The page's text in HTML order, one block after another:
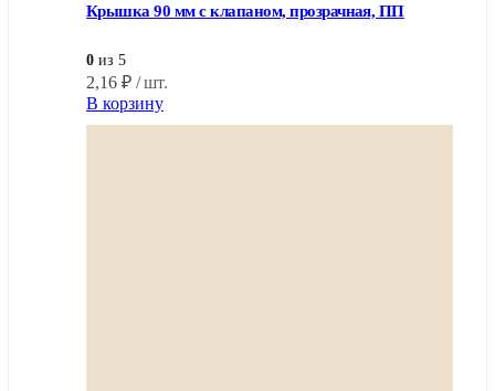
Крышка 90 мм с клапаном, прозрачная, ПП
0 из 5
2,16 ₽ / шт.
В корзину